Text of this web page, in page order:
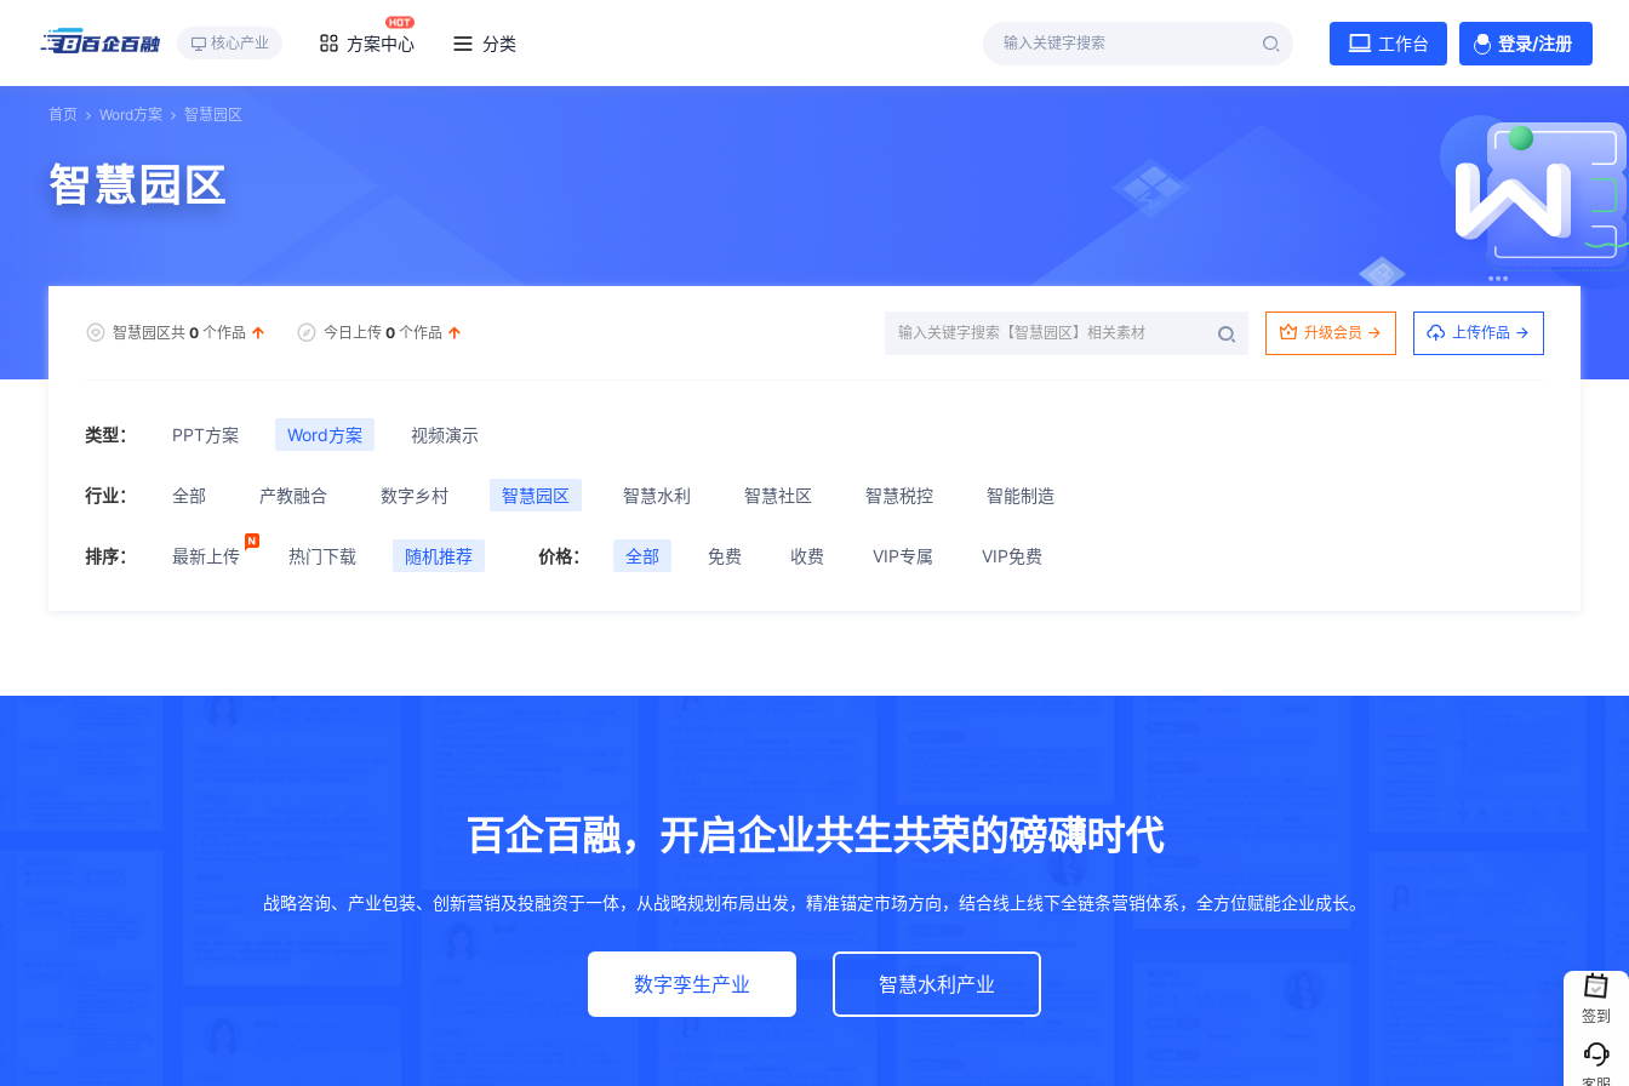
核心产业 方案中心 分类 工作台 登录/注册
首页 Word方案 智慧园区
智慧园区
智慧园区共 0 个作品 今日上传 0 个作品 升级会员 上传作品
类型： PPT方案 Word方案 视频演示
行业： 全部 产教融合 数字乡村 智慧园区 智慧水利 智慧社区 智慧税控 智能制造
排序： 最新上传 热门下载 随机推荐 价格： 全部 免费 收费 VIP专属 VIP免费
百企百融，开启企业共生共荣的磅礴时代
战略咨询、产业包装、创新营销及投融资于一体，从战略规划布局出发，精准锚定市场方向，结合线上线下全链条营销体系，全方位赋能企业成长。
数字孪生产业 智慧水利产业
签到